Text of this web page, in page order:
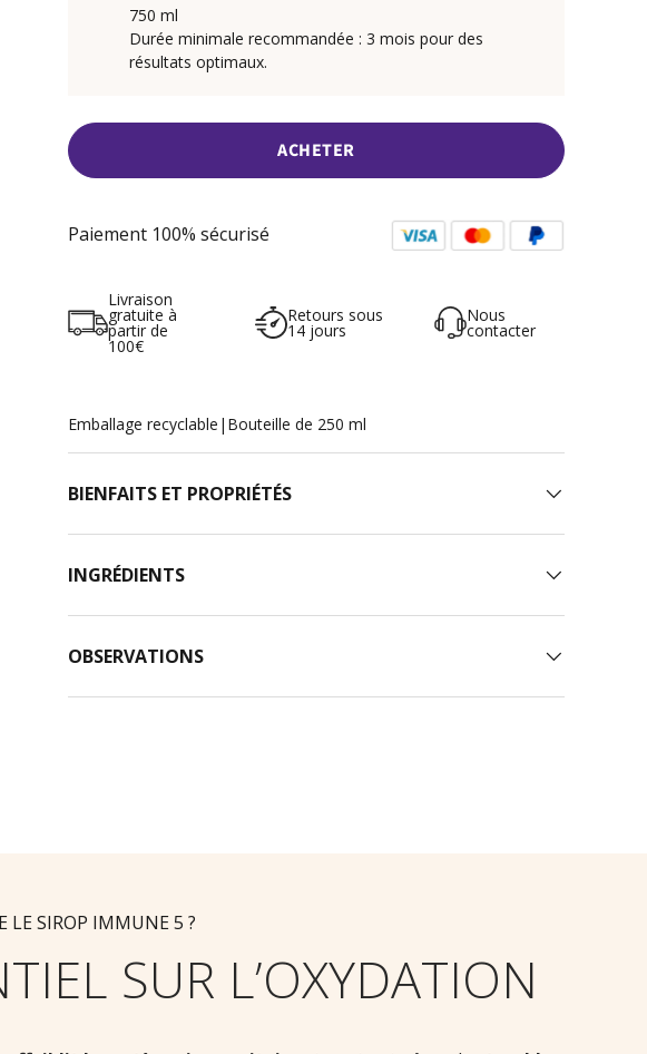
750 ml
Durée minimale recommandée : 3 mois pour des
résultats optimaux.
ACHETER
Paiement 100% sécurisé
Livraison
gratuite à
partir de
100€
Retours sous
14 jours
Nous
contacter
Emballage recyclable | Bouteille de 250 ml
BIENFAITS ET PROPRIÉTÉS
INGRÉDIENTS
OBSERVATIONS
LE SIROP IMMUNE 5 ?
SUR L’OXYDATION